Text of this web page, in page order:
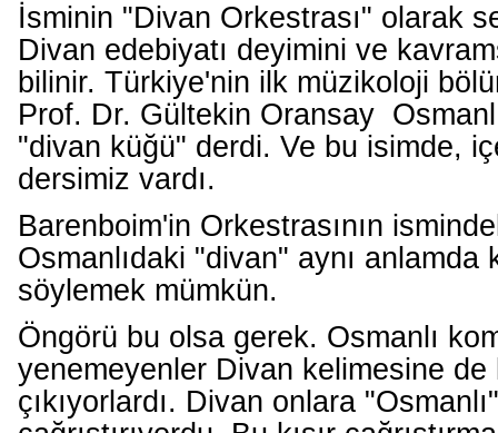
İsminin "Divan Orkestrası" olarak
Divan edebiyatı deyimini ve
bilinir. Türkiye'nin ilk müzikoloji
Prof. Dr. Gültekin Oransay
"divan küğü" derdi. Ve bu isimde,
dersimiz vardı.
Barenboim'in Orkestrasının
Osmanlıdaki "divan" aynı anlamda
söylemek mümkün.
Öngörü bu olsa gerek. Osmanlı
yenemeyenler Divan kelimesine de
çıkıyorlardı. Divan onlara